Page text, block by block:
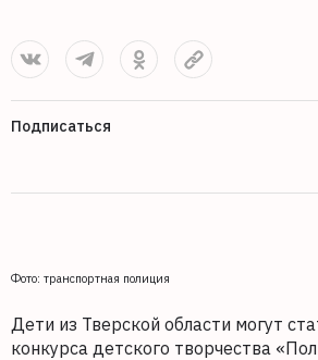
Подписаться
Фото: транспортная полиция
Дети из Тверской области могут
конкурса детского творчества